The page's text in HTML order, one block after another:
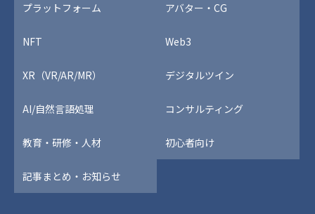
プラットフォーム アバター・CG
NFT Web3
XR（VR/AR/MR） デジタルツイン
AI/自然言語処理 コンサルティング
教育・研修・人材 初心者向け
記事まとめ・お知らせ